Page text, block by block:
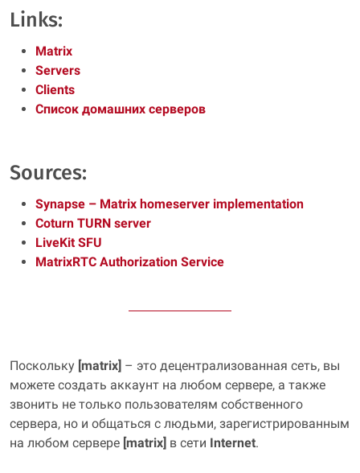
Links:
Matrix
Servers
Clients
Список домашних серверов
Sources:
Synapse – Matrix homeserver implementation
Coturn TURN server
LiveKit SFU
MatrixRTC Authorization Service
Поскольку [matrix] – это децентрализованная сеть, вы
можете создать аккаунт на любом сервере, а также
звонить не только пользователям собственного
сервера, но и общаться с людьми, зарегистрированным
на любом сервере [matrix] в сети Internet.